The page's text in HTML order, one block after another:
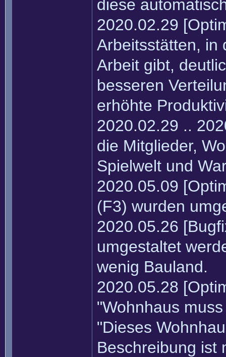
diese
2020.02.29
Arbeitsstätten, in
Arbeit gibt,
besseren
erhöhte
2020.02.29 ..
die Mitglieder,
Spielwelt und
2020.05.09
(F3) wurden
2020.05.26
umgestaltet
wenig Bauland.
2020.05.28
"Wohnhaus
"Dieses
Beschreibung ist